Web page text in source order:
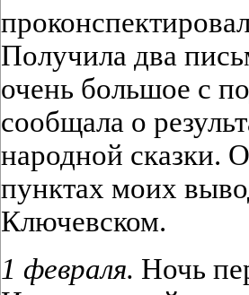
Получила два
очень большое с
сообщала о
народной сказки.
пунктах моих
Ключевском.
1 февраля. Ночь